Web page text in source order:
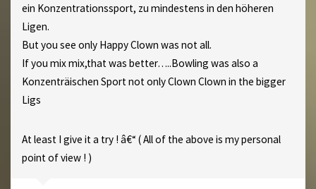
ein Konzentrationssport, zu mindestens in den höheren
Ligen.
But you see only Happy Clown was not all.
If you mix mix,that was better…..Bowling was also a
Konzenträischen Sport not only Clown Clown in the bigger
Ligs
At least I give it a try ! â€“ ( All of the above is my personal
point of view ! )